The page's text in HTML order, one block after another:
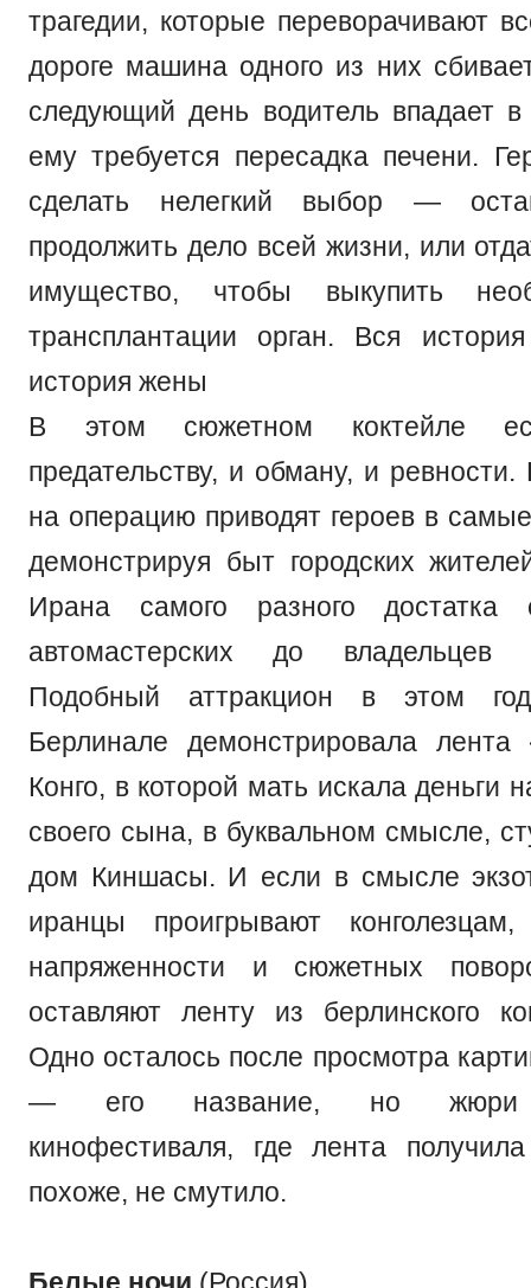
трагедии, которые переворачивают
дороге машина одного из них
следующий день водитель впадает
ему требуется пересадка печени.
сделать нелегкий выбор —
продолжить дело всей жизни, или
имущество, чтобы выкупить
трансплантации орган. Вся
история жены
В этом сюжетном коктейле
предательству, и обману, и ревности.
на операцию приводят героев в
демонстрируя быт городских
Ирана самого разного достатка
автомастерских до владельцев
Подобный аттракцион в этом
Берлинале демонстрировала лента
Конго, в которой мать искала деньги
своего сына, в буквальном смысле,
дом Киншасы. И если в смысле
иранцы проигрывают
напряженности и сюжетных
оставляют ленту из берлинского
Одно осталось после просмотра
— его название, но жюри
кинофестиваля, где лента
похоже, не смутило.
Белые ночи (Россия)